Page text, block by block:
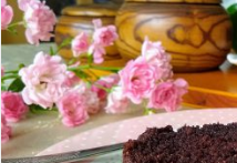
cacao"